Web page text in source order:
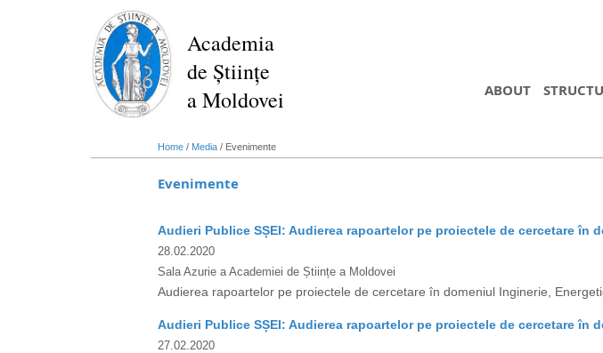
Academia
de Științe
a Moldovei
ABOUT
Home / Media / Evenimente
Evenimente
Audieri Publice SȘEI: Audierea rapoartelor pe proiectele de cercetare în
28.02.2020
Sala Azurie a Academiei de Științe a Moldovei
Audierea rapoartelor pe proiectele de cercetare în domeniul Inginerie,
Audieri Publice SȘEI: Audierea rapoartelor pe proiectele de cercetare în
27.02.2020